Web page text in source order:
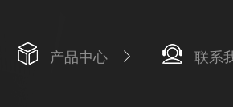
产品中心 联系